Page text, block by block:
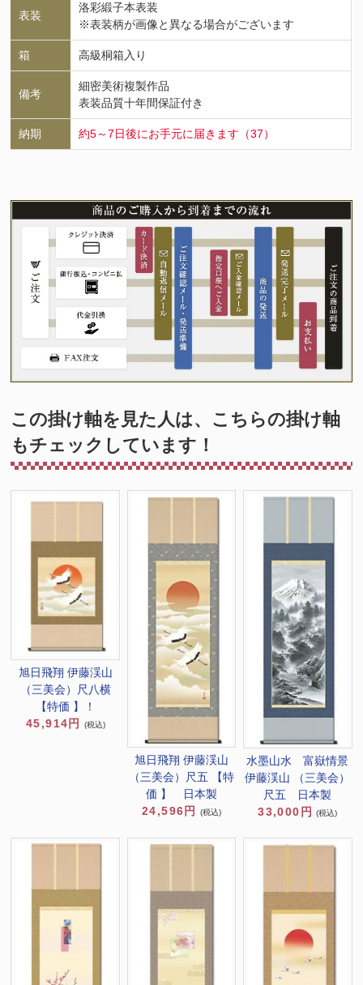
表装
洛彩緞子本表装
※表装柄が画像と異なる場合がございます
箱 高級桐箱入り
備考
細密美術複製作品
表装品質十年間保証付き
納期 約5～7日後にお手元に届きます（37）
この掛け軸を見た人は、こちらの掛け軸
もチェックしています！
旭日飛翔 伊藤渓山
（三美会）尺八横
【特価 】！
45,914円
(税込)
旭日飛翔 伊藤渓山
（三美会）尺五 【特
価 】 日本製
24,596円
(税込)
水墨山水 富嶽情景
伊藤渓山 （三美会）
尺五 日本製
33,000円
(税込)